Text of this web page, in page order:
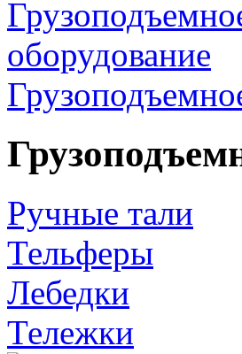
Ручные тали
Тельферы
Лебедки
Тележки